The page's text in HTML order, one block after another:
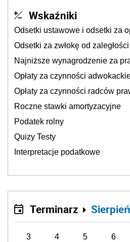
Wskaźniki
Odsetki ustawowe i odsetki za
Odsetki za zwłokę od
Najniższe wynagrodzenie za
Opłaty za czynności
Opłaty za czynności radców
Roczne stawki amortyzacyjne
Podatek rolny
Quizy Testy
Interpretacje podatkowe
Terminarz Sierpień
3 4 5 6